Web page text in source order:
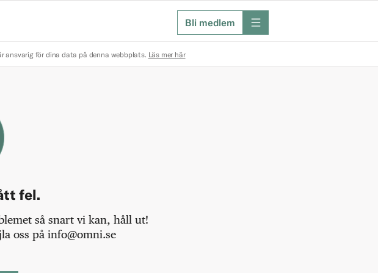
Bli medlem meny
ansvarig för dina data på denna webbplats. Läs mer här
fel.
så snart vi kan, håll ut!
oss på info@omni.se